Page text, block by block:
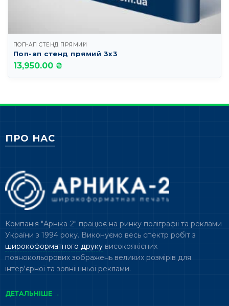
ПОП-АП СТЕНД ПРЯМИЙ
Поп-ап стенд прямий 3х3
13,950.00 ₴
ПРО НАС
Компанія "Арніка-2" працює на ринку поліграфії та реклами
України з 1994 року. Виконуємо весь спектр робіт з
широкоформатного друкувисокоякісних
повнокольорових зображень великих розмірів для
інтер'єрної та зовнішньої реклами.
ДЕТАЛЬНІШЕ →